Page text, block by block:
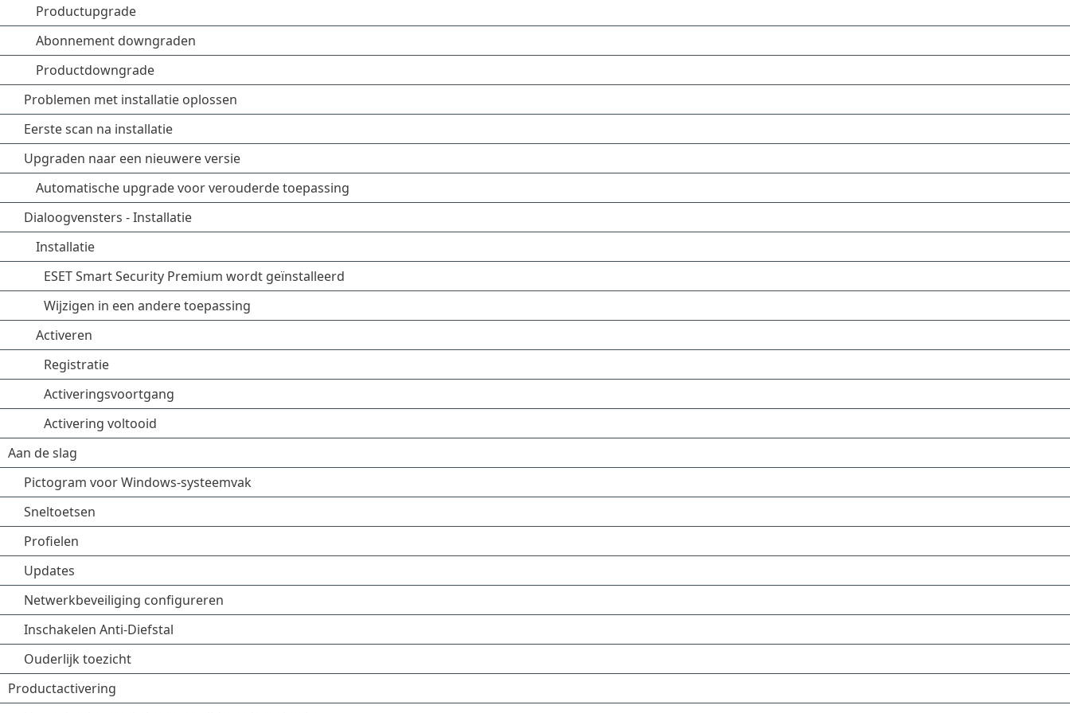
Productupgrade
Abonnement downgraden
Productdowngrade
Problemen met installatie oplossen
Eerste scan na installatie
Upgraden naar een nieuwere versie
Automatische upgrade voor verouderde toepassing
Dialoogvensters - Installatie
Installatie
ESET Smart Security Premium wordt geïnstalleerd
Wijzigen in een andere toepassing
Activeren
Registratie
Activeringsvoortgang
Activering voltooid
Aan de slag
Pictogram voor Windows-systeemvak
Sneltoetsen
Profielen
Updates
Netwerkbeveiliging configureren
Inschakelen Anti-Diefstal
Ouderlijk toezicht
Productactivering